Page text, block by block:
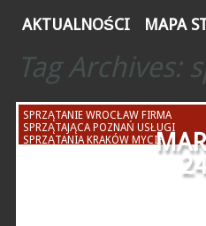
AKTUALNOŚCI MAPA
Tag Archives:
SPRZĄTANIE WROCŁAW FIRMA
SPRZĄTAJĄCA POZNAŃ USŁUGI
SPRZĄTANIA KRAKÓW MYCIE
CZYSZCZENIE WARSZAWA ŁÓDŹMAR
24